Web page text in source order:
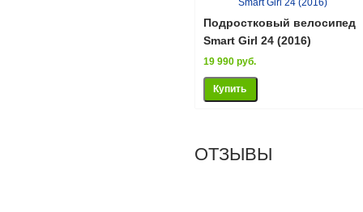
Подростковый велосипед
Smart Girl 24 (2016)
19 990 руб.
ОТЗЫВЫ